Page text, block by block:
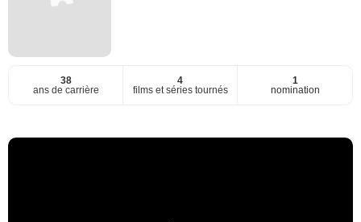
38
ans de carrière
4
films et séries tournés
1
nomination